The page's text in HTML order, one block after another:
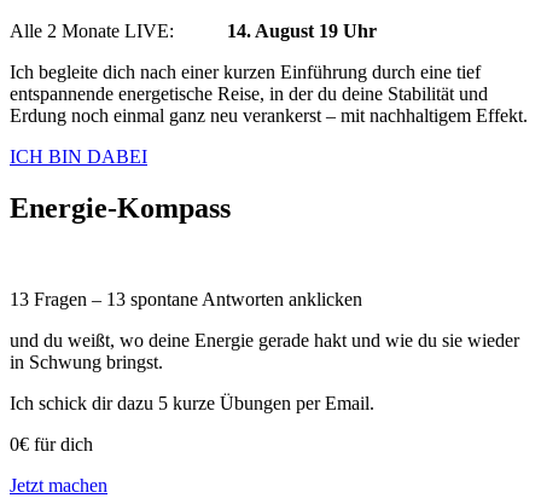
Alle 2 Monate LIVE: 14. August 19 Uhr
Ich begleite dich nach einer kurzen Einführung durch eine tief
entspannende energetische Reise, in der du deine Stabilität und
Erdung noch einmal ganz neu verankerst – mit nachhaltigem Effekt.
ICH BIN DABEI
Energie-Kompass
13 Fragen – 13 spontane Antworten anklicken
und du weißt, wo deine Energie gerade hakt und wie du sie wieder
in Schwung bringst.
Ich schick dir dazu 5 kurze Übungen per Email.
0€ für dich
Jetzt machen